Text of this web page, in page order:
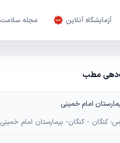
آزمایشگاه آنلاین مجله سلامت
مطب
امام خمینی
کنگان - کنگان- بیمارستان امام خمینی